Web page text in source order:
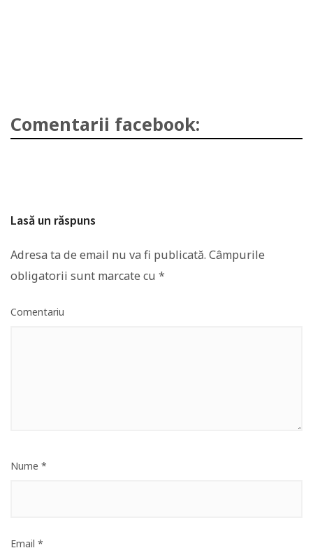
Comentarii facebook:
Lasă un răspuns
Adresa ta de email nu va fi publicată. Câmpurile
obligatorii sunt marcate cu *
Comentariu
Nume *
Email *